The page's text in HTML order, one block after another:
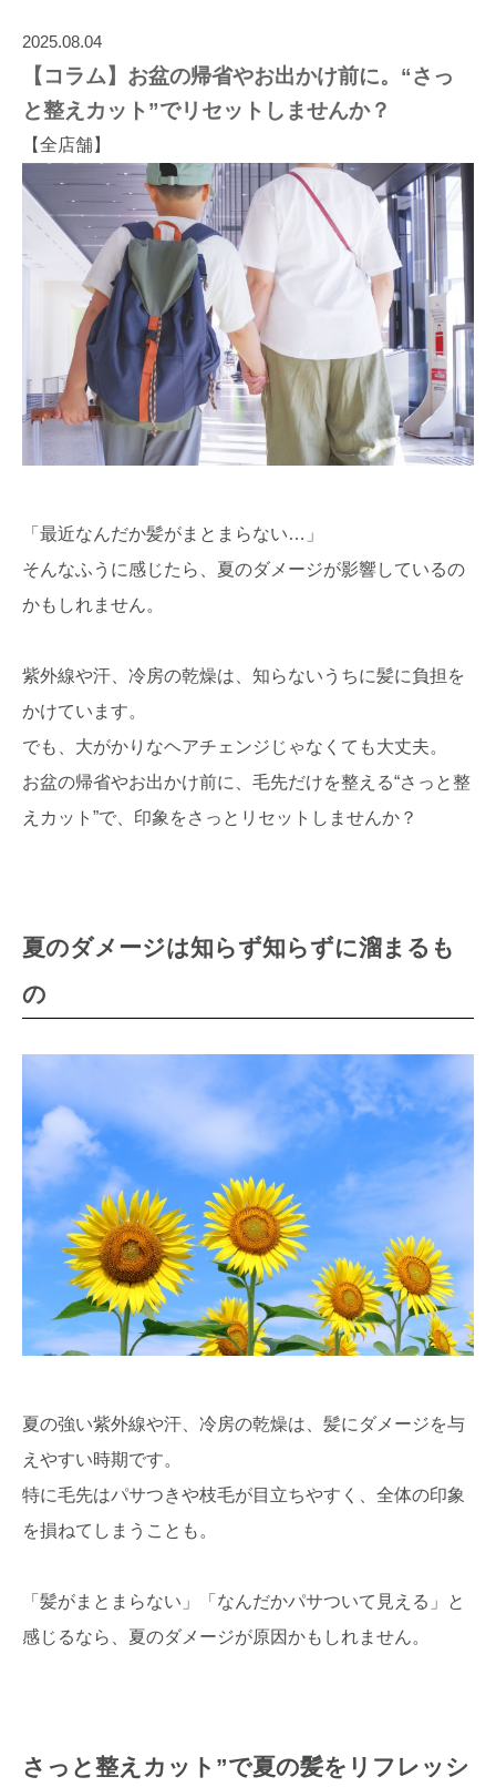
2025.08.04
【コラム】お盆の帰省やお出かけ前に。“さっ
と整えカット”でリセットしませんか？
【全店舗】
「最近なんだか髪がまとまらない…」
そんなふうに感じたら、夏のダメージが影響しているの
かもしれません。
紫外線や汗、冷房の乾燥は、知らないうちに髪に負担を
かけています。
でも、大がかりなヘアチェンジじゃなくても大丈夫。
お盆の帰省やお出かけ前に、毛先だけを整える“さっと整
えカット”で、印象をさっとリセットしませんか？
夏のダメージは知らず知らずに溜まるも
の
夏の強い紫外線や汗、冷房の乾燥は、髪にダメージを与
えやすい時期です。
特に毛先はパサつきや枝毛が目立ちやすく、全体の印象
を損ねてしまうことも。
「髪がまとまらない」「なんだかパサついて見える」と
感じるなら、夏のダメージが原因かもしれません。
さっと整えカット”で夏の髪をリフレッシ